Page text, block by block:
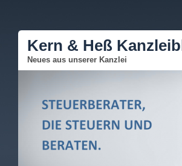
Kern & Heß
Neues aus unserer Kanzlei